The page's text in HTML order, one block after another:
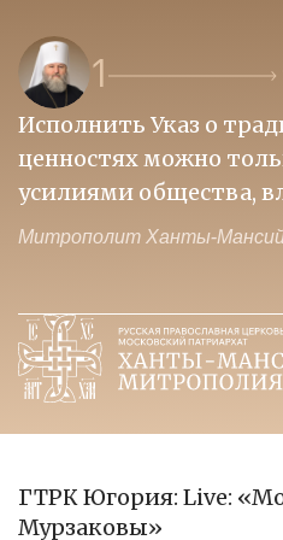
1
Исполнить Указ о
ценностях можно
усилиями общества,
Митрополит Ханты-
ГТРК Югория: Live:
Мурзаковы»